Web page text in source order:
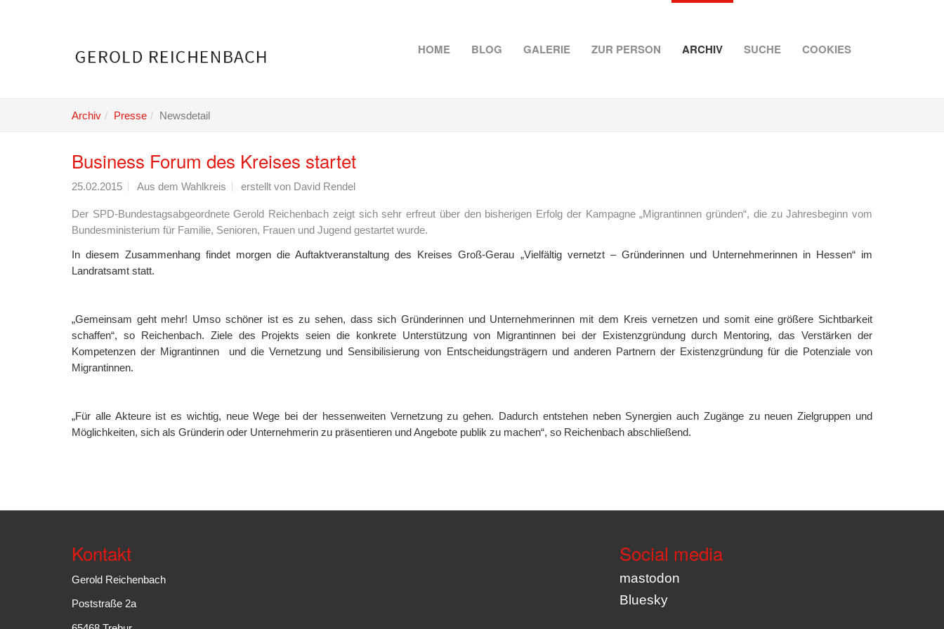
HOME BLOG GALERIE ZUR PERSON ARCHIV SUCHE COOKIES
Archiv Presse Newsdetail
Business Forum des Kreises startet
25.02.2015 Aus dem Wahlkreis erstellt von David Rendel
Der SPD-Bundestagsabgeordnete Gerold Reichenbach zeigt sich sehr erfreut über den bisherigen Erfolg der Kampagne „Migrantinnen gründen“, die zu Jahresbeginn vom
Bundesministerium für Familie, Senioren, Frauen und Jugend gestartet wurde.
In diesem Zusammenhang findet morgen die Auftaktveranstaltung des Kreises Groß-Gerau „Vielfältig vernetzt – Gründerinnen und Unternehmerinnen in Hessen“ im
Landratsamt statt.
„Gemeinsam geht mehr! Umso schöner ist es zu sehen, dass sich Gründerinnen und Unternehmerinnen mit dem Kreis vernetzen und somit eine größere Sichtbarkeit
schaffen“, so Reichenbach. Ziele des Projekts seien die konkrete Unterstützung von Migrantinnen bei der Existenzgründung durch Mentoring, das Verstärken der
Kompetenzen der Migrantinnen und die Vernetzung und Sensibilisierung von Entscheidungsträgern und anderen Partnern der Existenzgründung für die Potenziale von
Migrantinnen.
„Für alle Akteure ist es wichtig, neue Wege bei der hessenweiten Vernetzung zu gehen. Dadurch entstehen neben Synergien auch Zugänge zu neuen Zielgruppen und
Möglichkeiten, sich als Gründerin oder Unternehmerin zu präsentieren und Angebote publik zu machen“, so Reichenbach abschließend.
Kontakt
Gerold Reichenbach
Poststraße 2a
Social media
mastodon
Bluesky